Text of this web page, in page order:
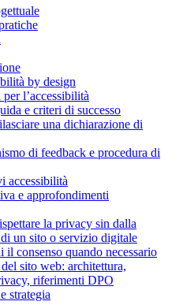
by design
l’accessibilità
e criteri di successo
una dichiarazione di
di feedback e procedura di
accessibilità
e approfondimenti
la privacy sin dalla
un sito o servizio digitale
il consenso quando necessario
sito web: architettura,
riferimenti DPO
strategia